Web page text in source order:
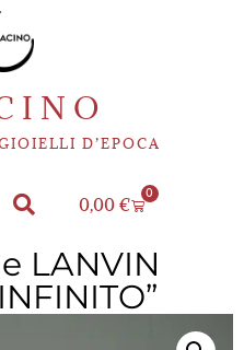
D’EPOCA
0,00 €
0
LANVIN